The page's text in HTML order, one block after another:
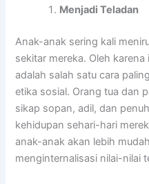
Menjadi Teladan
Anak-anak sering kali
sekitar mereka. Oleh
adalah salah satu cara
etika sosial. Orang tua dan
sikap sopan, adil, dan
kehidupan sehari-hari
anak-anak akan lebih
menginternalisasi nilai-nilai